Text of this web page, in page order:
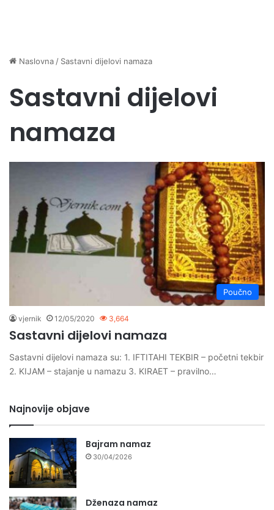
Naslovna / Sastavni dijelovi namaza
Sastavni dijelovi
namaza
Poučno
vjernik 12/05/2020 3,664
Sastavni dijelovi namaza
Sastavni dijelovi namaza su: 1. IFTITAHI TEKBIR – početni tekbir
2. KIJAM – stajanje u namazu 3. KIRAET – pravilno…
Najnovije objave
Bajram namaz
30/04/2026
Dženaza namaz